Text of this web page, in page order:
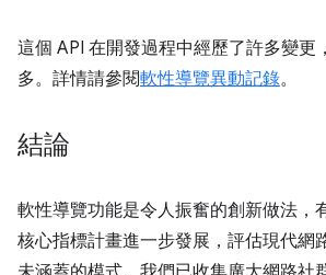
這個 API 在開發過程中經歷了許多變更
多。詳情請參閱軟性導覽異動記錄。
結論
軟性導覽功能是令人振奮的創新做法，
核心指標計畫進一步發展，評估現代網